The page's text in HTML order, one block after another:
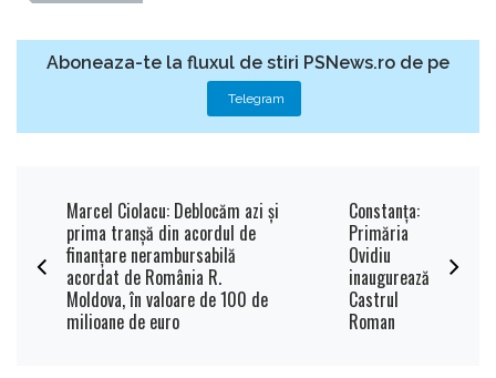
Aboneaza-te la fluxul de stiri PSNews.ro de pe
Telegram
Marcel Ciolacu: Deblocăm azi şi
prima tranşă din acordul de
finanţare nerambursabilă
acordat de România R.
Moldova, în valoare de 100 de
milioane de euro
Constanța:
Primăria
Ovidiu
inaugurează
Castrul
Roman